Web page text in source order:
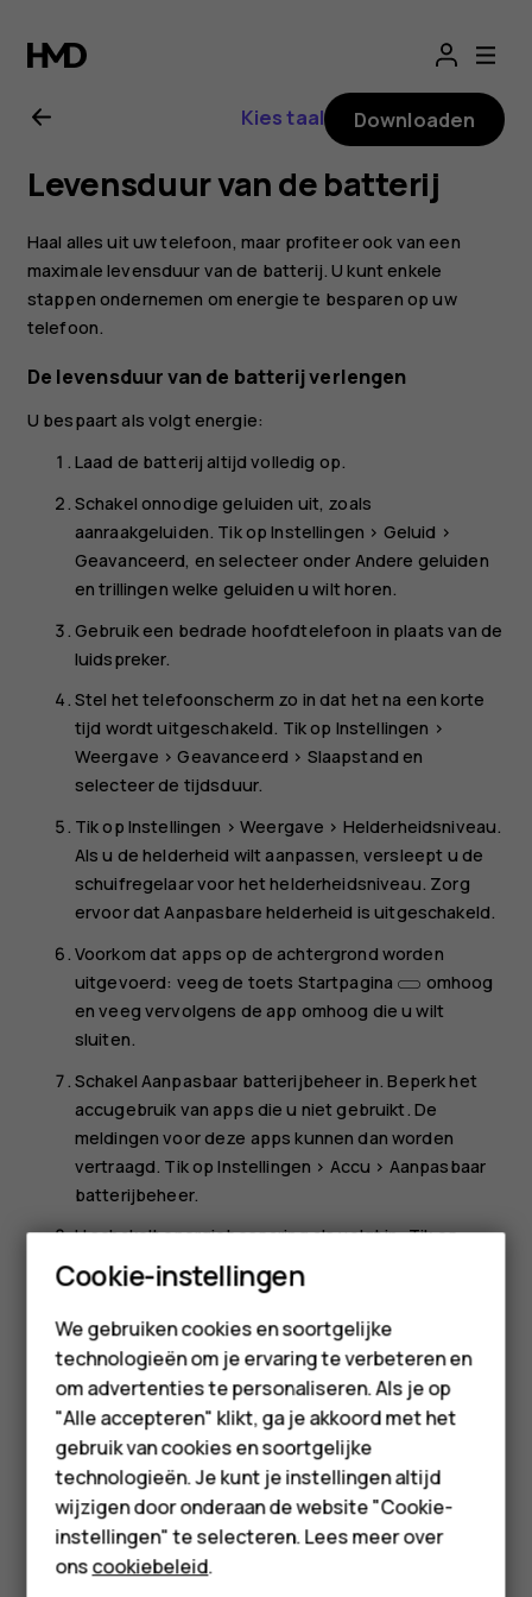
voor
Nokia
8.1
Smartphones
Feature phones
Accessoires
HMD Terra M
Voor bedrijven
Tablets
Shop
Kies taal Downloaden
Levensduur van de batterij
Haal alles uit uw telefoon, maar profiteer ook van een
maximale levensduur van de batterij. U kunt enkele
stappen ondernemen om energie te besparen op uw
telefoon.
De levensduur van de batterij verlengen
U bespaart als volgt energie:
Laad de batterij altijd volledig op.
Schakel onnodige geluiden uit, zoals
aanraakgeluiden. Tik opInstellingen > Geluid >
Geavanceerd, en selecteer onder Andere geluiden
en trillingen welke geluiden u wilt horen.
Gebruik een bedrade hoofdtelefoon in plaats van de
luidspreker.
Stel het telefoonscherm zo in dat het na een korte
tijd wordt uitgeschakeld. Tik op Instellingen >
Weergave >Geavanceerd > Slaapstand en
selecteer de tijdsduur.
Tik op Instellingen >Weergave > Helderheidsniveau.
Als u de helderheid wilt aanpassen, versleept u de
schuifregelaar voor het helderheidsniveau. Zorg
ervoor datAanpasbare helderheid is uitgeschakeld.
Voorkom dat apps op de achtergrond worden
uitgevoerd: veeg de toets Startpagina
omhoog
en veeg vervolgens de app omhoog die u wilt
sluiten.
Schakel Aanpasbaar batterijbeheer in. Beperk het
accugebruik van apps die u niet gebruikt. De
meldingen voor deze apps kunnen dan worden
vertraagd. Tik opInstellingen > Accu > Aanpasbaar
batterijbeheer.
U schakelt energiebesparing als volgt in: Tik op
Instellingen
Accuen stel
de locatieservices uit wanneer u die niet nodig hebt.
Tik opInstellingen> Beveiliging en locatie>Locatie
en schakelLocatieuit.
Maak selectief gebruik van netwerkverbindingen:
Schakel Bluetooth alleen in wanneer dat nodig is.
Gebruik een Wifi-verbinding in plaats van een
mobiele internetverbinding om verbinding te maken
met internet. Stop het scannen van uw telefoon naar
beschikbare draadloze netwerken. Tik op
Cookie-instellingen
We gebruiken cookies en soortgelijke
technologieën om je ervaring te verbeteren en
om advertenties te personaliseren. Als je op
"Alle accepteren" klikt, ga je akkoord met het
gebruik van cookies en soortgelijke
technologieën. Je kunt je instellingen altijd
wijzigen door onderaan de website "Cookie-
instellingen" te selecteren. Lees meer over
onscookiebeleid.